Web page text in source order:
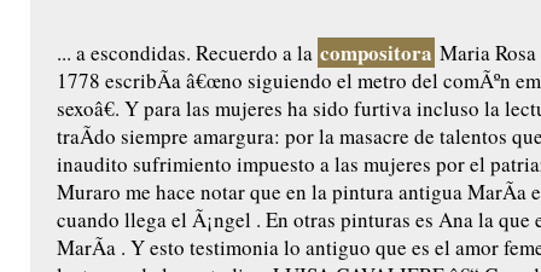
... a escondidas. Recuerdo a la compositora Maria
1778 escribÃ­a â€œno siguiendo el metro del comÃºn
sexoâ€. Y para las mujeres ha sido furtiva incluso la
traÃ­do siempre amargura: por la masacre de talentos
inaudito sufrimiento impuesto a las mujeres por el
Muraro me hace notar que en la pintura antigua MarÃ­a
cuando llega el Ã¡ngel . En otras pinturas es Ana la que
MarÃ­a . Y esto testimonia lo antiguo que es el amor